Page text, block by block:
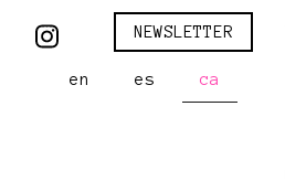
NEWSLETTER
en es ca